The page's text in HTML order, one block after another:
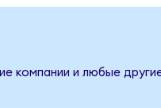
компании и любые